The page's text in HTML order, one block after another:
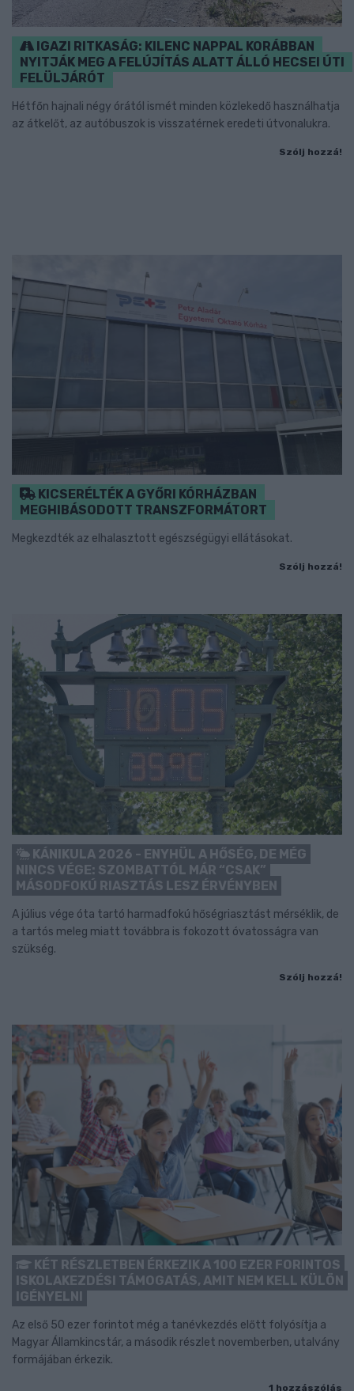
IGAZI RITKASÁG: KILENC NAPPAL KORÁBBAN
NYITJÁK MEG A FELÚJÍTÁS ALATT ÁLLÓ HECSEI ÚTI
FELÜLJÁRÓT
Hétfőn hajnali négy órától ismét minden közlekedő használhatja
az átkelőt, az autóbuszok is visszatérnek eredeti útvonalukra.
Szólj hozzá!
KICSERÉLTÉK A GYŐRI KÓRHÁZBAN
MEGHIBÁSODOTT TRANSZFORMÁTORT
Megkezdték az elhalasztott egészségügyi ellátásokat.
Szólj hozzá!
KÁNIKULA 2026 - ENYHÜL A HŐSÉG, DE MÉG
NINCS VÉGE: SZOMBATTÓL MÁR “CSAK”
MÁSODFOKÚ RIASZTÁS LESZ ÉRVÉNYBEN
A július vége óta tartó harmadfokú hőségriasztást mérséklik, de
a tartós meleg miatt továbbra is fokozott óvatosságra van
szükség.
Szólj hozzá!
KÉT RÉSZLETBEN ÉRKEZIK A 100 EZER FORINTOS
ISKOLAKEZDÉSI TÁMOGATÁS, AMIT NEM KELL KÜLÖN
IGÉNYELNI
Az első 50 ezer forintot még a tanévkezdés előtt folyósítja a
Magyar Államkincstár, a második részlet novemberben, utalvány
formájában érkezik.
1 hozzászólás